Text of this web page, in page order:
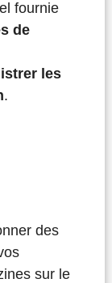
fournie
de
les
.
des
sur le